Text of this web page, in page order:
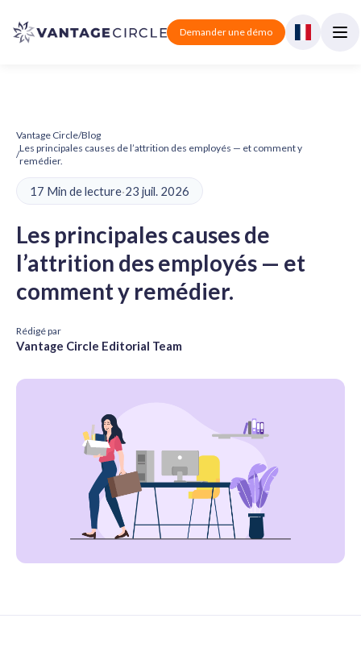
Demander une démo
Vantage Circle/Blog
/
Les principales causes de l’attrition des employés — et comment y
remédier.
17 Min de lecture·23 juil. 2026
Les principales causes de
l’attrition des employés — et
comment y remédier.
Rédigé par
Vantage Circle Editorial Team